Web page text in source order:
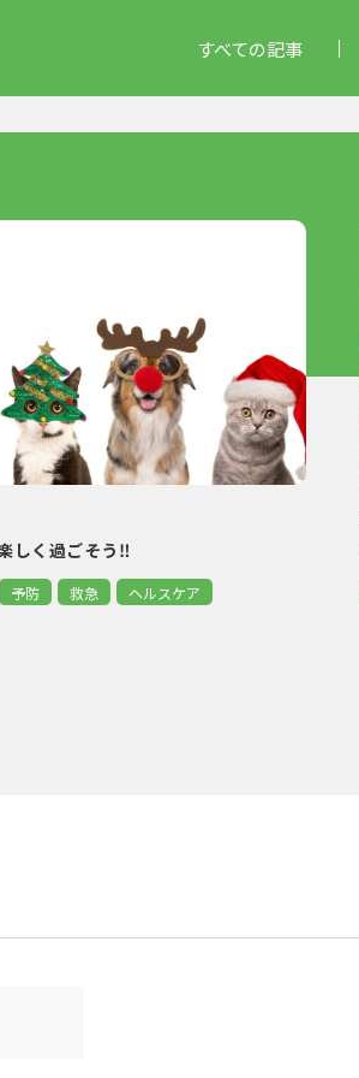
すべての記事
しく過ごそう‼
予防 救急 ヘルスケア